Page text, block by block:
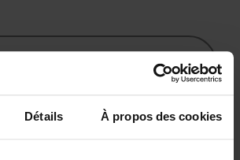
Détails À propos des cookies
est réservé aux
abonnés
MonASBL vous donne
complet à des ressources